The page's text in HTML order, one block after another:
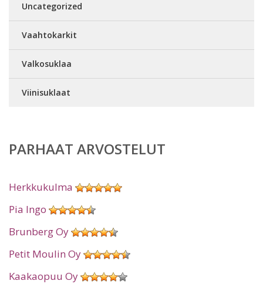
Uncategorized
Vaahtokarkit
Valkosuklaa
Viinisuklaat
PARHAAT ARVOSTELUT
Herkkukulma
Pia Ingo
Brunberg Oy
Petit Moulin Oy
Kaakaopuu Oy